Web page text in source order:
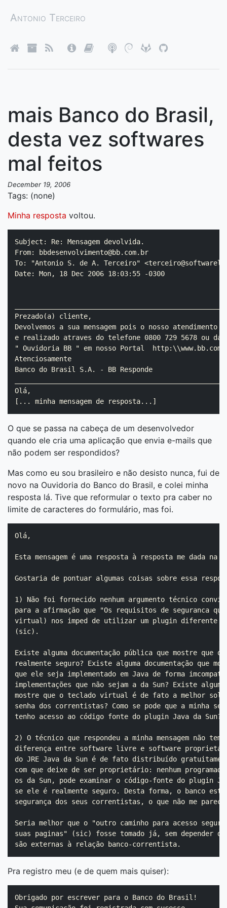
Antonio Terceiro
mais Banco do Brasil,
desta vez softwares
mal feitos
December 19, 2006
Tags: (none)
Minha resposta voltou.
Subject: Re: Mensagem devolvida.
From: bbdesenvolvimento@bb.com.br
To: "Antonio S. de A. Terceiro"
Date: Mon, 18 Dec 2006 18:03:55 -0300
Prezado(a) cliente,
Devolvemos a sua mensagem pois o nosso atendimento
e realizado atraves do telefone 0800 729 5678 ou da
" Ouvidoria BB " em nosso Portal
Atenciosamente
Banco do Brasil S.A. - BB Responde
Olá,
O que se passa na cabeça de um desenvolvedor
quando ele cria uma aplicação que envia e-mails que
não podem ser respondidos?
Mas como eu sou brasileiro e não desisto nunca, fui de
novo na Ouvidoria do Banco do Brasil, e colei minha
resposta lá. Tive que reformular o texto pra caber no
limite de caracteres do formulário, mas foi.
Olá,
Esta mensagem é uma resposta à resposta me dada na
Gostaria de pontuar algumas coisas sobre essa
1) Não foi fornecido nenhum argumento técnico
para a afirmação que "Os requisitos de seguranca
virtual) nos imped de utilizar um plugin diferente do
(sic).
Existe alguma documentação pública que mostre que
realmente seguro? Existe alguma documentação que
que ele seja implementado em Java de forma
implementações que não sejam a da Sun? Existe alguma
mostre que o teclado virtual é de fato a melhor
senha dos correntistas? Como se pode que a minha
tenho acesso ao código fonte do plugin Java da Sun?
2) O técnico que respondeu a minha mensagem não tem
diferença entre software livre e software
do JRE Java da Sun é de fato distribuído
com que deixe de ser proprietário: nenhum
os da Sun, pode examinar o código-fonte do plugin
se ele é realmente seguro. Desta forma, o banco está
segurança dos seus correntistas, o que não me
Seria melhor que o "outro caminho para acesso seguro
suas paginas" (sic) fosse tomado já, sem depender
Pra registro meu (e de quem mais quiser):
Obrigado por escrever para o Banco do Brasil!